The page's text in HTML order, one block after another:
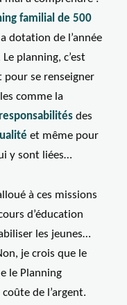
familial de 500
dotation de l’année
planning, c’est
se renseigner
comme la
responsabilitésdes
et même pour
y sont liées…
à ces missions
d’éducation
les jeunes…
je crois que le
le Planning
de l’argent.